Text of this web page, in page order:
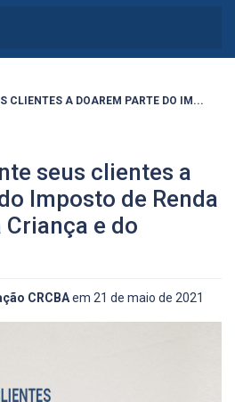
CLIENTES A DOAREM PARTE DO IM...
seus clientes a
Imposto de Renda
Criança e do
CRCBAem 21 de maio de 2021